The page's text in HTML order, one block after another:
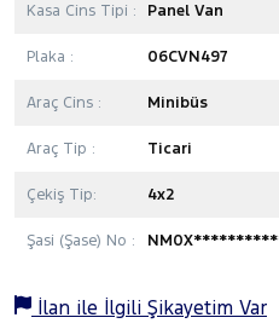
Kasa Cins Tipi : Panel Van
Plaka : 06CVN497
Araç Cins : Minibüs
Araç Tip : Ticari
Çekiş Tip: 4x2
Şasi (Şase) No :
İlan ile İlgili Şikayetim Var